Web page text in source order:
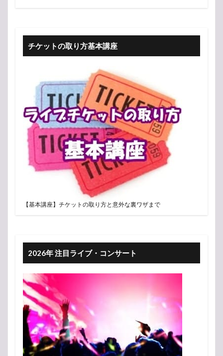
チケットの取り方基本講座
【基本講座】チケットの取り方と意外な裏ワザまで
2026年 注目ライブ・コンサート